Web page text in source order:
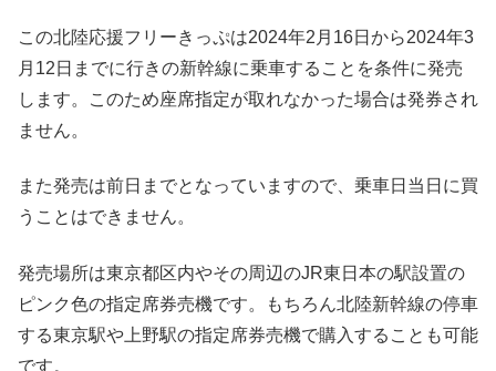
この北陸応援フリーきっぷは2024年2月16日から2024年3
月12日までに行きの新幹線に乗車することを条件に発売
します。このため座席指定が取れなかった場合は発券され
ません。
また発売は前日までとなっていますので、乗車日当日に買
うことはできません。
発売場所は東京都区内やその周辺のJR東日本の駅設置の
ピンク色の指定席券売機です。もちろん北陸新幹線の停車
する東京駅や上野駅の指定席券売機で購入することも可能
です。